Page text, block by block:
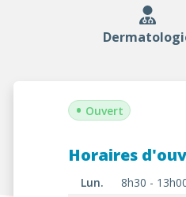
• Ouvert
Horaires
Lun. 8h30 -